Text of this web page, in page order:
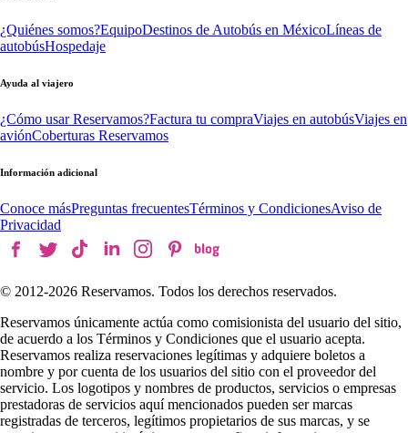
¿Quiénes somos?EquipoDestinos de Autobús en MéxicoLíneas de
autobúsHospedaje
Ayuda al viajero
¿Cómo usar Reservamos?Factura tu compraViajes en autobúsViajes en
aviónCoberturas Reservamos
Información adicional
Conoce másPreguntas frecuentesTérminos y CondicionesAviso de
Privacidad
© 2012-2026 Reservamos. Todos los derechos reservados.
Reservamos únicamente actúa como comisionista del usuario del sitio,
de acuerdo a los Términos y Condiciones que el usuario acepta.
Reservamos realiza reservaciones legítimas y adquiere boletos a
nombre y por cuenta de los usuarios del sitio con el proveedor del
servicio. Los logotipos y nombres de productos, servicios o empresas
prestadoras de servicios aquí mencionados pueden ser marcas
registradas de terceros, legítimos propietarios de sus marcas, y se